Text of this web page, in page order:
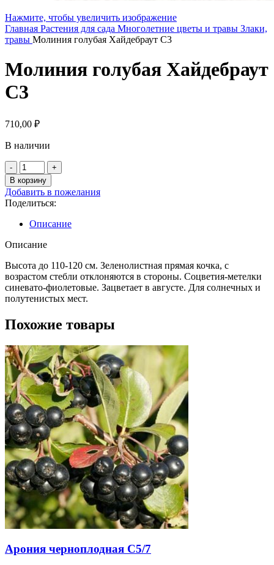
Нажмите, чтобы увеличить изображение
Главная Растения для сада Многолетние цветы и травы Злаки,
травы Молиния голубая Хайдебраут С3
Молиния голубая Хайдебраут
С3
710,00 ₽
В наличии
Количество
товара
Молиния
голубая
Хайдебраут
С3
В корзину
Добавить в пожелания
Поделиться:
Описание
Описание
Высота до 110-120 см. Зеленолистная прямая кочка, с
возрастом стебли отклоняются в стороны. Соцветия-метелки
синевато-фиолетовые. Зацветает в августе. Для солнечных и
полутенистых мест.
Похожие товары
Арония черноплодная С5/7